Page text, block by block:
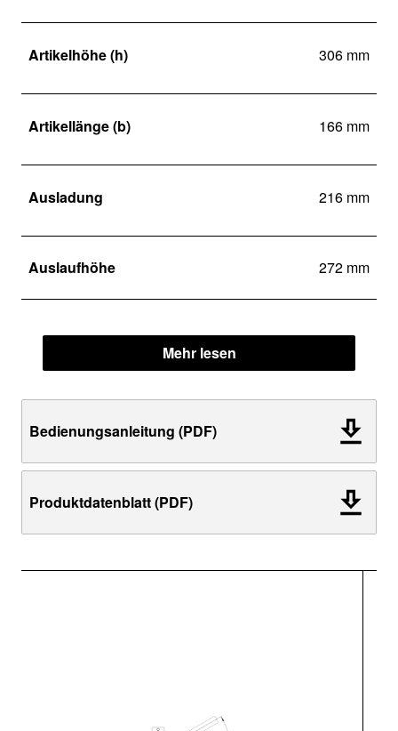
Artikelhöhe (h) 306 mm
Artikellänge (b) 166 mm
Ausladung 216 mm
Auslaufhöhe 272 mm
Mehr lesen
Bedienungsanleitung (PDF)
Produktdatenblatt (PDF)